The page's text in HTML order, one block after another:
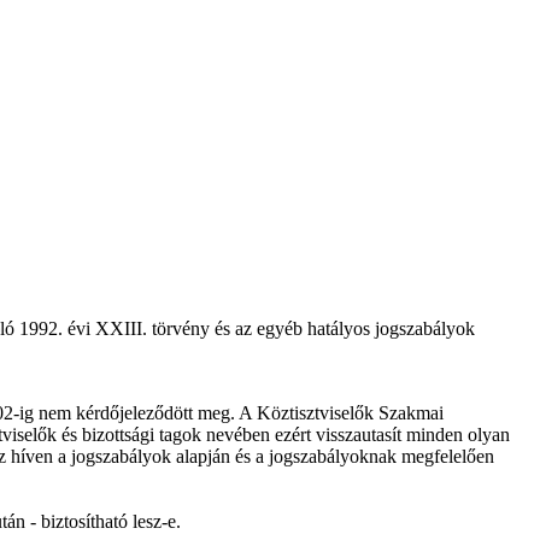
1992. évi XXIII. törvény és az egyéb hatályos jogszabályok
ig nem kérdőjeleződött meg. A Köztisztviselők Szakmai
és bizottsági tagok nevében ezért visszautasít minden olyan
a jogszabályok alapján és a jogszabályoknak megfelelően
- biztosítható lesz-e.